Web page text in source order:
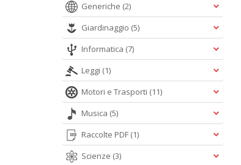
Generiche (2)
Giardinaggio (5)
Informatica (7)
Leggi (1)
Motori e Trasporti (11)
Musica (5)
Raccolte PDF (1)
Scienze (3)